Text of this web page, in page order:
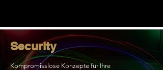
Security
Kompromisslose Konzepte für Ihre